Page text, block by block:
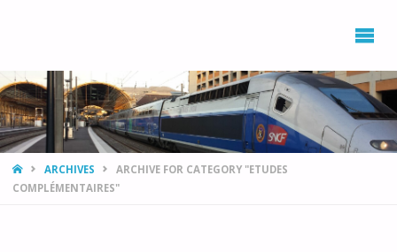
ENVIRONNEMENT
PROVENCE AZUR
AVEC LE RAIL ET
LE TRAIN
(DEPART)
HOMEARCHIVES
ARCHIVE FOR CATEGORY "ETUDES
COMPLÉMENTAIRES"